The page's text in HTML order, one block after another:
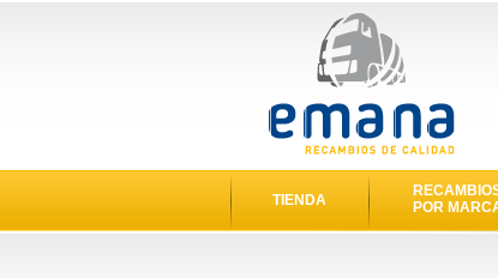
TIENDA
POR